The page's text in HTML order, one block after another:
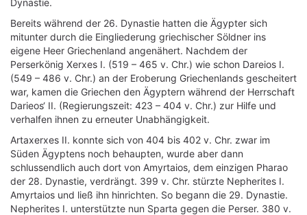
Dynastie.
Bereits während der 26. Dynastie hatten die Ägypter sich
mitunter durch die Eingliederung griechischer Söldner ins
eigene Heer Griechenland angenähert. Nachdem der
Perserkönig Xerxes I. (519 – 465 v. Chr.) wie schon Dareios I.
(549 – 486 v. Chr.) an der Eroberung Griechenlands gescheitert
war, kamen die Griechen den Ägyptern während der Herrschaft
Darieos‘ II. (Regierungszeit: 423 – 404 v. Chr.) zur Hilfe und
verhalfen ihnen zu erneuter Unabhängigkeit.
Artaxerxes II. konnte sich von 404 bis 402 v. Chr. zwar im
Süden Ägyptens noch behaupten, wurde aber dann
schlussendlich auch dort von Amyrtaios, dem einzigen Pharao
der 28. Dynastie, verdrängt. 399 v. Chr. stürzte Nepherites I.
Amyrtaios und ließ ihn hinrichten. So begann die 29. Dynastie.
Nepherites I. unterstützte nun Sparta gegen die Perser. 380 v.